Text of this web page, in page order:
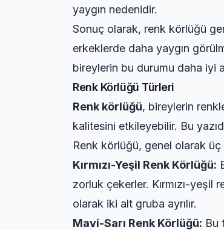
yaygın nedenidir.
Sonuç olarak, renk körlüğü
erkeklerde daha yaygın
bireylerin bu durumu daha iyi
Renk Körlüğü Türleri
Renk körlüğü, bireylerin
kalitesini etkileyebilir. Bu
Renk körlüğü, genel olarak üç
Kırmızı-Yeşil Renk Körlüğü:
zorluk çekerler. Kırmızı-yeşil
olarak iki alt gruba ayrılır.
Mavi-Sarı Renk Körlüğü: Bu